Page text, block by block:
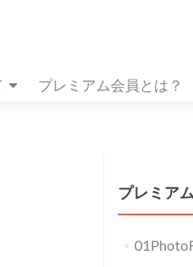
プレミアム会員とは？
プレミア